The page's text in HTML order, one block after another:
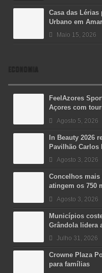
Casa das Lérias
Urbano em
Maio 15, 2026
ECONOMIA
FeelAzores
Açores com
Agosto 5, 2026
In Beauty 2026
Pavilhão Carlos
Agosto 3, 2026
Concelhos mais
atingem os 750
Agosto 3, 2026
Municípios
Grândola lidera
Julho 31, 2026
Crowne Plaza
para famílias